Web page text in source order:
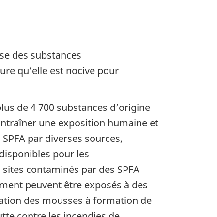
des substances
qu’elle est nocive pour
de 4 700 substances d’origine
une exposition humaine et
par diverses sources,
pour les
contaminés par des SPFA
peuvent être exposés à des
des mousses à formation de